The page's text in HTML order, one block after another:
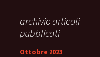
archivio articoli
pubblicati
Ottobre 2023